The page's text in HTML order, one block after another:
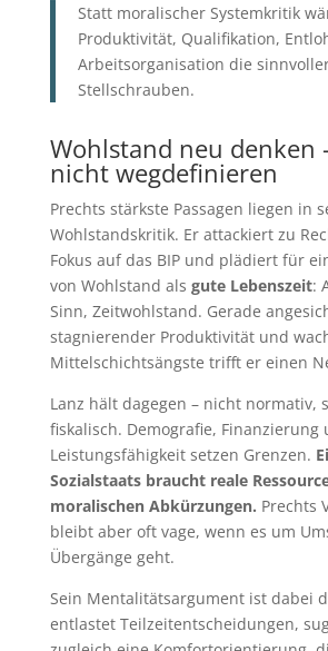
Statt moralischer Systemkritik
Produktivität, Qualifikation,
Arbeitsorganisation die
Stellschrauben.
Wohlstand neu denken
nicht wegdefinieren
Prechts stärkste Passagen liegen in
Wohlstandskritik. Er attackiert zu
Fokus auf das BIP und plädiert für
von Wohlstand als gute Lebenszeit:
Sinn, Zeitwohlstand. Gerade
stagnierender Produktivität und
Mittelschichtsängste trifft er einen
Lanz hält dagegen – nicht normativ,
fiskalisch. Demografie, Finanzierung
Leistungsfähigkeit setzen Grenzen.
Sozialstaats braucht reale
moralischen Abkürzungen. Prechts
bleibt aber oft vage, wenn es um
Übergänge geht.
Sein Mentalitätsargument ist dabei
entlastet Teilzeitentscheidungen,